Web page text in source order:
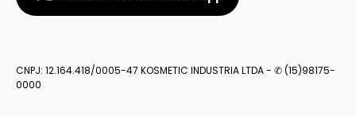
CNPJ: 12.164.418/0005-47 KOSMETIC INDUSTRIA LTDA - ✆ (15)98175-
0000